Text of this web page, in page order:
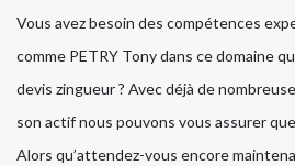
Vous avez besoin des compétences
comme PETRY Tony dans ce domaine
devis zingueur ? Avec déjà de
son actif nous pouvons vous assurer
Alors qu’attendez-vous encore